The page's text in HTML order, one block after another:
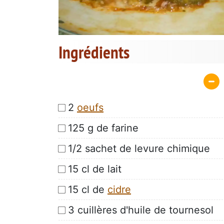
Ingrédients
2 oeufs
125 g de farine
1/2 sachet de levure chimique
15 cl de lait
15 cl de cidre
3 cuillères d'huile de tournesol